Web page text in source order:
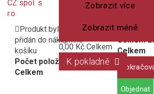
Zobrazit více
Zobrazit méně
0,00 Kč Celkem
K pokladně
Produkt byl úspěšně
přidán do nákupního
košíku
Počet položek:
Celkem
1 produkt
Celkem
Celkem
Objednat